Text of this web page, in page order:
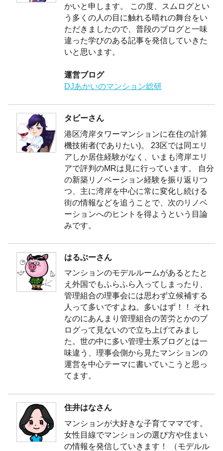
かいと申します。 この度、スムログとい
う多くの人の目に触れる晴れの舞台をい
ただきましたので、普段のブログと一味
違った学びのある記事を発信していきた
いと思います。
運営ブログ
DJあかいのマンション総研
タビーさん
港区湾岸タワーマンションに在住の計算
機技術者(でありたい)。 23区では同エリ
アしか居住経験がなく、いまも湾岸エリ
アで評判のMRは見に行っています。 自分
の新築リノベーション経験を振り返りつ
つ、主に湾岸を中心に常に変化し続ける
街の情報などを追うことで、次のリノベ
ーションへのヒントを得ようという目論
みです。
はるぶーさん
マンションのモデルルームがあるとたと
え外国でもふらふら入ってしまったり、
管理組合の理事会には思わず立候補する
人って多いですよね。多いはず！！ それ
なのにあんまり管理組合の苦労とかのブ
ログって見ないので立ち上げてみまし
た。世の中に多い管理士系ブログとは一
味違う、理事会側から見たマンションの
運営を中心テーマに書いていこうと思っ
てます。
住井はなさん
マンションが大好きな子育てママです。
女性目線でマンションの選び方や住まい
の情報を発信していきます！ （モデルル